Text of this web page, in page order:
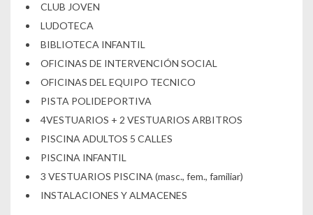
CLUB JOVEN
LUDOTECA
BIBLIOTECA INFANTIL
OFICINAS DE INTERVENCIÓN SOCIAL
OFICINAS DEL EQUIPO TECNICO
PISTA POLIDEPORTIVA
4VESTUARIOS + 2 VESTUARIOS ARBITROS
PISCINA ADULTOS 5 CALLES
PISCINA INFANTIL
3 VESTUARIOS PISCINA (masc., fem., familiar)
INSTALACIONES Y ALMACENES